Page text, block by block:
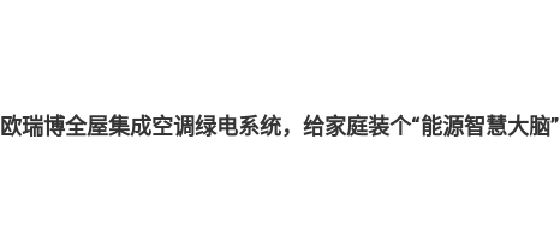
欧瑞博全屋集成空调绿电系统，给家庭装个“能源智慧大脑”